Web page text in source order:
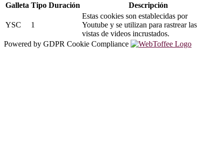
Galleta Tipo Duración Descripción
YSC 1
Estas cookies son establecidas por
Youtube y se utilizan para rastrear las
vistas de videos incrustados.
Powered by GDPR Cookie Compliance